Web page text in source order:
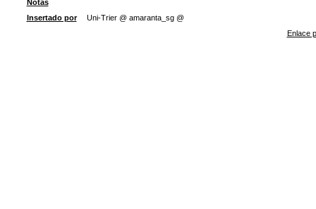
Notas
Insertado por
Uni-Trier @ amaranta_sg @
Enlace